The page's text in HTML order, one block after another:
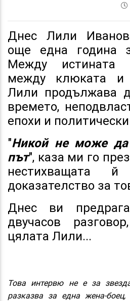
Днес Лили
още една година
Между истината
между клюката и
Лили продължава
времето,
епохи и
"Никой не може
път", каза ми го
нестихващата
доказателство за
Днес ви
двучасов
цялата Лили...
Това интервю не е за
разказва за една жена-боец,